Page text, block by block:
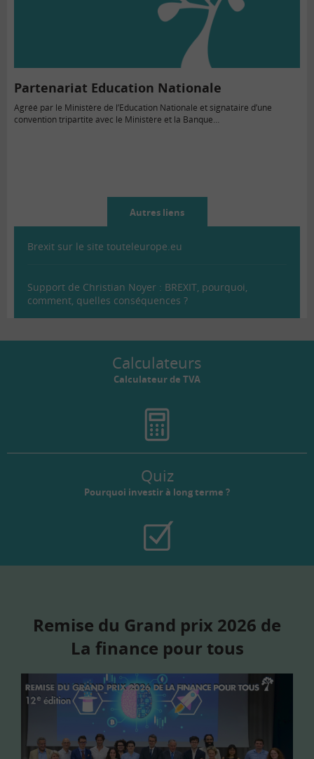
Partenariat Education Nationale
Agréé par le Ministère de l’Education Nationale et signataire d’une
convention tripartite avec le Ministère et la Banque…
Autres liens
Brexit sur le site touteleurope.eu
Support de Christian Noyer : BREXIT, pourquoi,
comment, quelles conséquences ?
Calculateurs
Calculateur de TVA
Quiz
Pourquoi investir à long terme ?
Remise du Grand prix 2026 de
La finance pour tous